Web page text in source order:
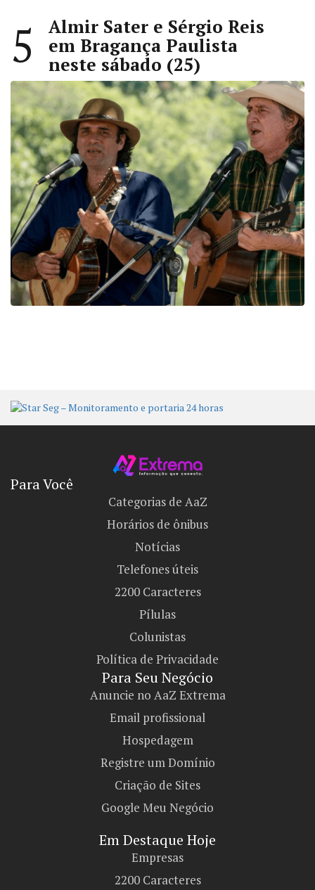
5
Almir Sater e Sérgio Reis
em Bragança Paulista
neste sábado (25)
Para Você
Categorias de AaZ
Horários de ônibus
Notícias
Telefones úteis
2200 Caracteres
Pílulas
Colunistas
Política de Privacidade
Para Seu Negócio​
Anuncie no AaZ Extrema
Email profissional
Hospedagem
Registre um Domínio
Criação de Sites
Google Meu Negócio
Em Destaque Hoje
Empresas
2200 Caracteres